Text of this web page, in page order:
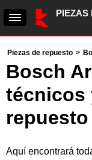
PIEZAS
Piezas de repuesto >
Bosch
técnicos
repuesto
Aquí encontrará